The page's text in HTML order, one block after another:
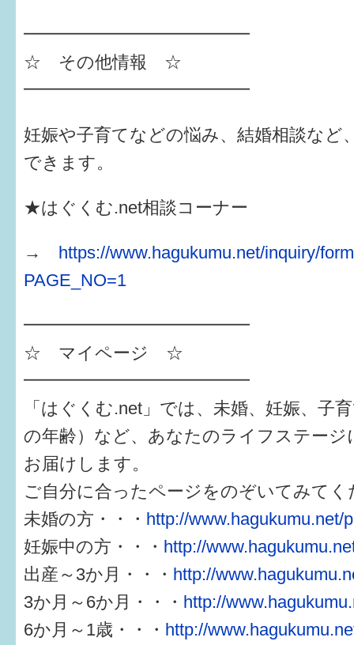
━━━━━━━━━━━━━
☆ その他情報 ☆
━━━━━━━━━━━━━
妊娠や子育てなどの悩み、結婚相談など
できます。
★はぐくむ.net相談コーナー
→ https://www.hagukumu.net/inquiry/
PAGE_NO=1
━━━━━━━━━━━━━
☆ マイページ ☆
━━━━━━━━━━━━━
「はぐくむ.net」では、未婚、妊娠、子
の年齢）など、あなたのライフステージ
お届けします。
ご自分に合ったページをのぞいてみてく
未婚の方・・・ http://www.hagukumu.net/
妊娠中の方・・・ http://
出産～3か月・・・ http://
3か月～6か月・・・ http://
6か月～1歳・・・ http://